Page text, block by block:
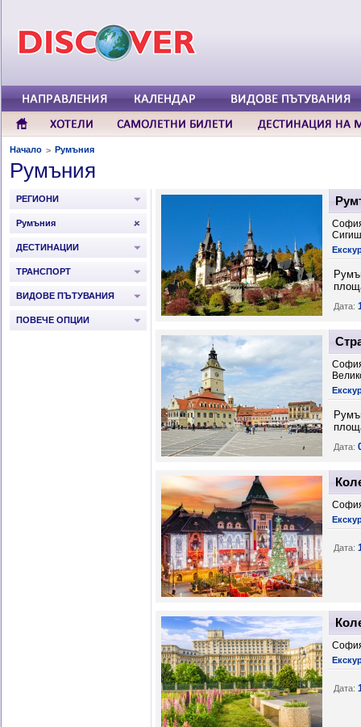
Начало > Румъния
Румъния
РЕГИОНИ
Румъния
ДЕСТИНАЦИИ
ТРАНСПОРТ
ВИДОВЕ ПЪТУВАНИЯ
ПОВЕЧЕ ОПЦИИ
Дата:
Дата:
Дата:
Дата: